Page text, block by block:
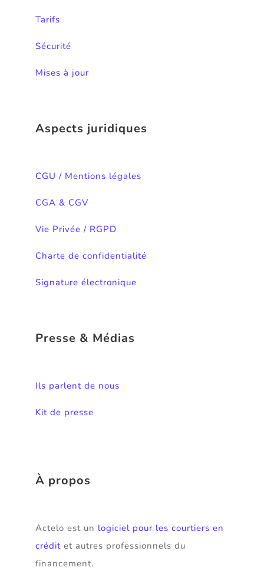
Tarifs
Sécurité
Mises à jour
Aspects juridiques
CGU / Mentions légales
CGA & CGV
Vie Privée / RGPD
Charte de confidentialité
Signature électronique
Presse & Médias
Ils parlent de nous
Kit de presse
À propos
Actelo est un logiciel pour les courtiers en
crédit et autres professionnels du
financement.